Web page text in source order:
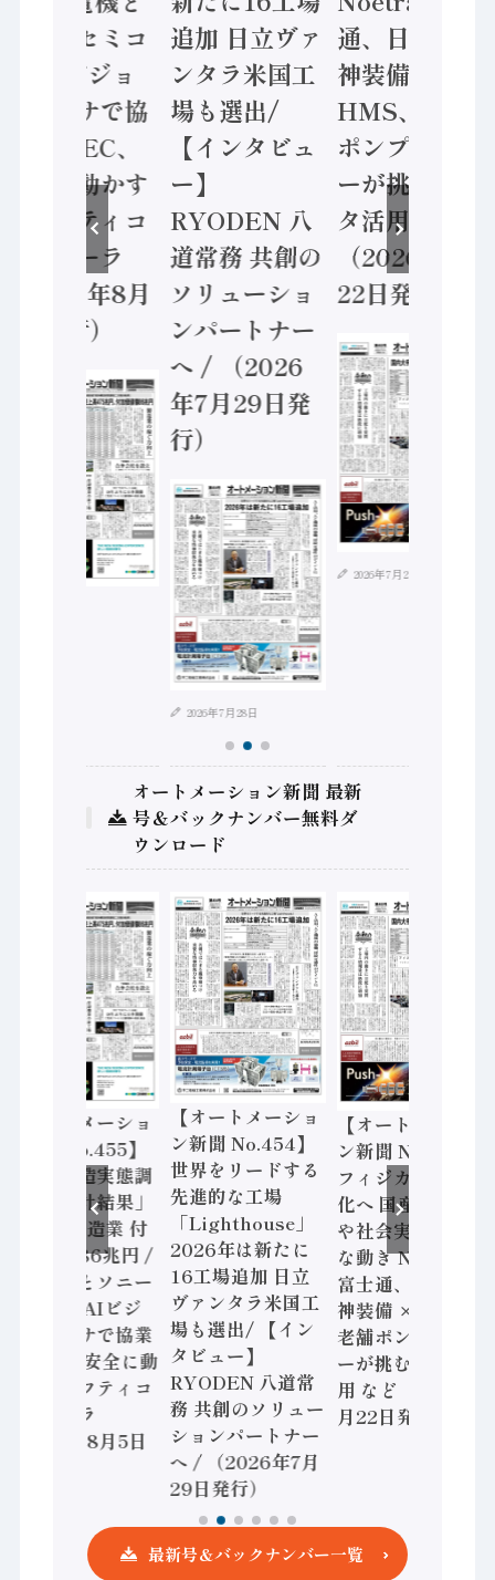
ソニーセミコ
ン AIビジョ
ンセンサで協
業 / IDEC、
安全に動かす
セーフティコ
ントローラ
（2026年8月
5日発行）
追加 日立ヴァ
ンタラ米国工
場も選出/
【インタビュ
ー】
RYODEN 八
道常務 共創の
ソリューショ
ンパートナー
へ / （2026
年7月29日発
行）
2026年7月28日
通、日立 / 兵
神装備 ×
HMS、老舗
ポンプメーカ
ーが挑むデー
タ活用 など
（2026年7月
22日発行）
2026年7月21日
オートメーション新聞 最新
号＆バックナンバー無料ダ
ウンロード
【オートメーショ
ン新聞 No.455】
「経済構造実態調
査二次集計結果」
2024年製造業 付
加価値額86兆円 /
三菱電機とソニー
セミコン AIビジ
ョンセンサで協業
/ IDEC、安全に動
かすセーフティコ
ントローラ
（2026年8月5日
【オートメーショ
ン新聞 No.454】
世界をリードする
先進的な工場
「Lighthouse」
2026年は新たに
16工場追加 日立
ヴァンタラ米国工
場も選出/ 【イン
タビュー】
RYODEN 八道常
務 共創のソリュー
ションパートナー
へ / （2026年7月
29日発行）
【オートメーショ
ン新聞 No.453】
フィジカルAI本格
化へ 国産AI開発
や社会実装に活発
な動き Noetra、
富士通、日立 / 兵
神装備 × HMS、
老舗ポンプメーカ
ーが挑むデータ活
用 など（2026年7
月22日発行）
最新号＆バックナンバー一覧